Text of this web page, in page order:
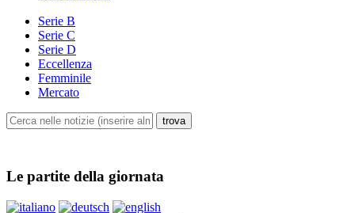
Serie B
Serie C
Serie D
Eccellenza
Femminile
Mercato
Le partite della giornata